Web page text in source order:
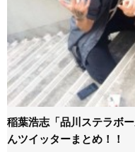
稲葉浩志「品川ステラボ
んツイッターまとめ！！